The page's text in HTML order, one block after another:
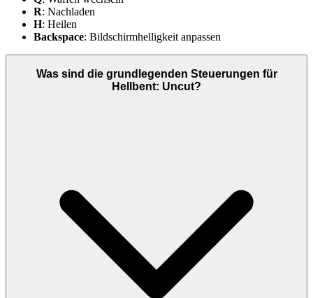
R: Nachladen
H: Heilen
Backspace: Bildschirmhelligkeit anpassen
Was sind die grundlegenden Steuerungen für
Hellbent: Uncut?